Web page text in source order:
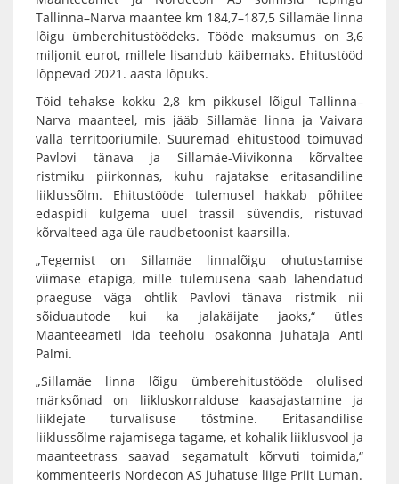
Tallinna–Narva maantee km 184,7–187,5 Sillamäe linna
lõigu ümberehitustöödeks. Tööde maksumus on 3,6
miljonit eurot, millele lisandub käibemaks. Ehitustööd
lõppevad 2021. aasta lõpuks.
Töid tehakse kokku 2,8 km pikkusel lõigul Tallinna–
Narva maanteel, mis jääb Sillamäe linna ja Vaivara
valla territooriumile. Suuremad ehitustööd toimuvad
Pavlovi tänava ja Sillamäe-Viivikonna kõrvaltee
ristmiku piirkonnas, kuhu rajatakse eritasandiline
liiklussõlm. Ehitustööde tulemusel hakkab põhitee
edaspidi kulgema uuel trassil süvendis, ristuvad
kõrvalteed aga üle raudbetoonist kaarsilla.
„Tegemist on Sillamäe linnalõigu ohutustamise
viimase etapiga, mille tulemusena saab lahendatud
praeguse väga ohtlik Pavlovi tänava ristmik nii
sõiduautode kui ka jalakäijate jaoks,“ ütles
Maanteeameti ida teehoiu osakonna juhataja Anti
Palmi.
„Sillamäe linna lõigu ümberehitustööde olulised
märksõnad on liikluskorralduse kaasajastamine ja
liiklejate turvalisuse tõstmine. Eritasandilise
liiklussõlme rajamisega tagame, et kohalik liiklusvool ja
maanteetrass saavad segamatult kõrvuti toimida,“
kommenteeris Nordecon AS juhatuse liige Priit Luman.